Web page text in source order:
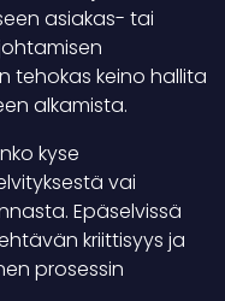
asiakas- tai
tehokas keino hallita
alkamista.
kyse
vai
Epäselvissä
kriittisyys ja
prosessin